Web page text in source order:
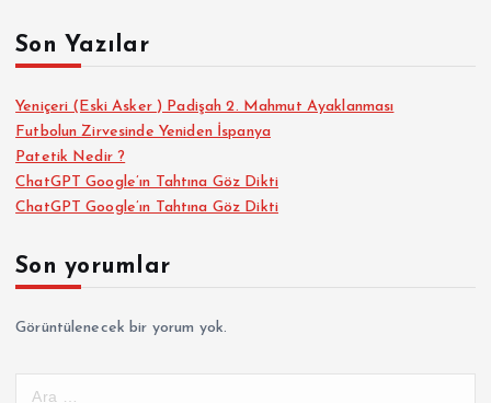
Son Yazılar
Yeniçeri (Eski Asker ) Padişah 2. Mahmut Ayaklanması
Futbolun Zirvesinde Yeniden İspanya
Patetik Nedir ?
ChatGPT Google’ın Tahtına Göz Dikti
ChatGPT Google’ın Tahtına Göz Dikti
Son yorumlar
Görüntülenecek bir yorum yok.